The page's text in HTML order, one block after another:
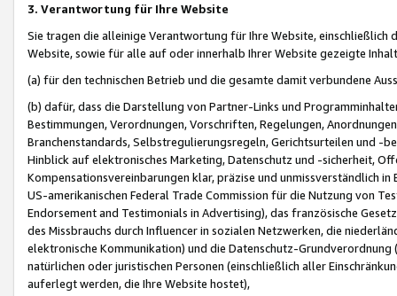
3. Verantwortung für Ihre Website
Sie tragen die alleinige Verantwortung für Ihre Website,
Website, sowie für alle auf oder innerhalb Ihrer Website gezeigte
(a) für den technischen Betrieb und die gesamte damit verbundene
(b) dafür, dass die Darstellung von Partner-Links und
Bestimmungen, Verordnungen, Vorschriften, Regelungen,
Branchenstandards, Selbstregulierungsregeln, Gerichtsurteilen und -
Hinblick auf elektronisches Marketing, Datenschutz und -sicherheit,
Kompensationsvereinbarungen klar, präzise und unmissverständlich
US-amerikanischen Federal Trade Commission für die Nutzung von
Endorsement and Testimonials in Advertising), das französische
des Missbrauchs durch Influencer in sozialen Netzwerken, die
elektronische Kommunikation) und die Datenschutz-
natürlichen oder juristischen Personen (einschließlich aller
auferlegt werden, die Ihre Website hostet),